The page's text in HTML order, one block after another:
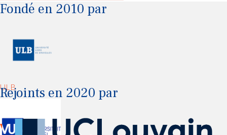
Fondé en 2010 par
ULB
Rejoints en 2020 par